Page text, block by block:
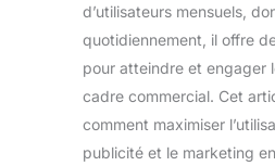
d’utilisateurs mensuels,
quotidiennement, il offre
pour atteindre et engager
cadre commercial. Cet
comment maximiser
publicité et le marketing